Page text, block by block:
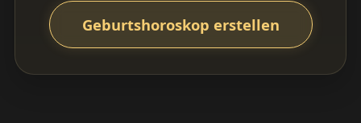
Geburtshoroskop erstellen